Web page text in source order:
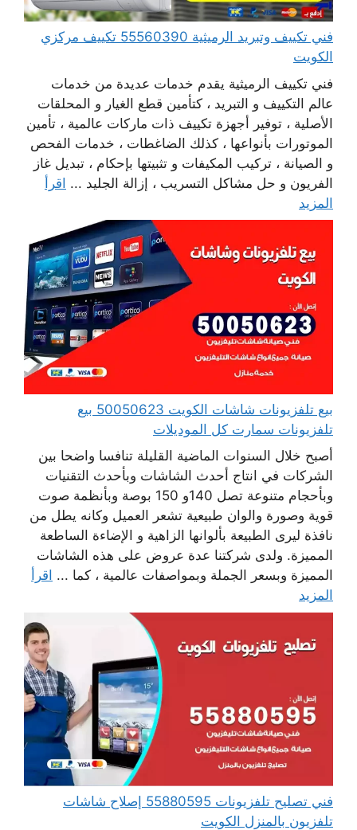
فني تكييف وتبريد الرميثية 55560390 تكييف مركزي
الكويت
فني تكييف الرميثية يقدم خدمات عديدة من خدمات
عالم التكييف و التبريد ، كتأمين قطع الغيار و المحلقات
الأصلية ، توفير أجهزة تكييف ذات ماركات عالمية ، تأمين
الموتورات بأنواعها ، كذلك الضاغطات ، خدمات الفحص
و الصيانة ، تركيب المكيفات و تثبيتها بإحكام ، تبديل غاز
الفريون و حل مشاكل التسريب ، إزالة الجليد ... اقرأ
المزيد
بيع تلفزيونات شاشات الكويت 50050623 بيع
تلفزيونات سمارت كل الموديلات
أصبح خلال السنوات الماضية القليلة تنافسا واضحا بين
الشركات في انتاج أحدث الشاشات وبأحدث التقنيات
وبأحجام متنوعة تصل 140و 150 بوصة وبأنظمة صوت
قوية وصورة والوان طبيعية تشعر العميل وكانه يطل من
نافذة ليرى الطبيعة بألوانها الزاهية و الإضاءة الساطعة
المميزة. ولدى شركتنا عدة عروض على هذه الشاشات
المميزة وبسعر الجملة وبمواصفات عالمية ، كما ... اقرأ
المزيد
فني تصليح تلفزيونات 55880595 إصلاح شاشات
تلفزيون بالمنزل الكويت